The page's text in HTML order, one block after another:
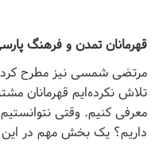
قهرمانان تمدن و فرهنگ
مرتضی شمسی نیز مطرح
تلاش نکرده‌ایم قهرمانان
معرفی کنیم. وقتی
داریم؟ یک بخش مهم در این